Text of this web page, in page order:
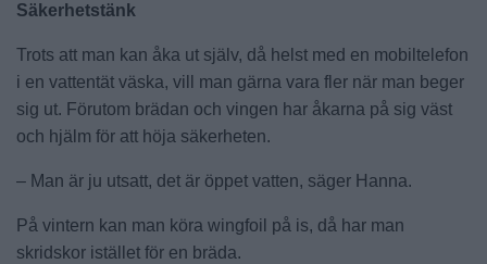
Säkerhetstänk
Trots att man kan åka ut själv, då helst med en mobiltelefon
i en vattentät väska, vill man gärna vara fler när man beger
sig ut. Förutom brädan och vingen har åkarna på sig väst
och hjälm för att höja säkerheten.
– Man är ju utsatt, det är öppet vatten, säger Hanna.
På vintern kan man köra wingfoil på is, då har man
skridskor istället för en bräda.